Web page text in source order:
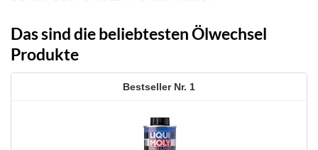
Das sind die beliebtesten Ölwechsel
Produkte
1